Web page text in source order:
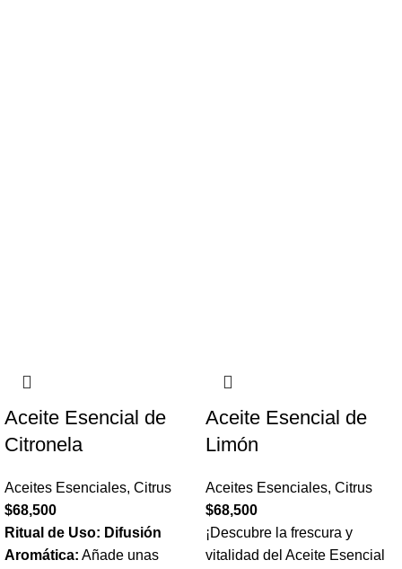
Aceite Esencial de
Citronela
Aceites Esenciales, Citrus
$68,500
Ritual de Uso: Difusión
Aromática: Añade unas
Aceite Esencial de
Limón
Aceites Esenciales, Citrus
$68,500
¡Descubre la frescura y
vitalidad del Aceite Esencial